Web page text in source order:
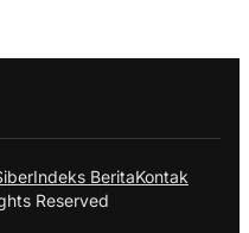
Indeks BeritaKontak
Reserved